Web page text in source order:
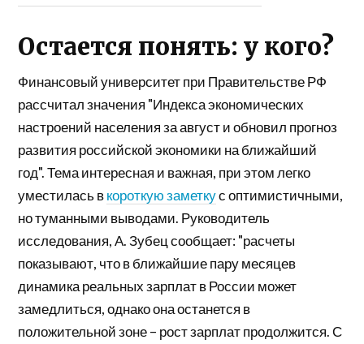
Остается понять: у кого?
Финансовый университет при Правительстве РФ
рассчитал значения "Индекса экономических
настроений населения за август и обновил прогноз
развития российской экономики на ближайший
год". Тема интересная и важная, при этом легко
уместилась вкороткую заметкус оптимистичными,
но туманными выводами. Руководитель
исследования, А. Зубец сообщает: "расчеты
показывают, что в ближайшие пару месяцев
динамика реальных зарплат в России может
замедлиться, однако она останется в
положительной зоне – рост зарплат продолжится. С